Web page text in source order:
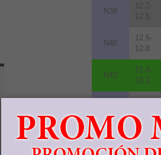
N38
12.2-
12.5
N40
12.5-
12.8
N42
12.8-
13.2
13.8
N48
13.8-